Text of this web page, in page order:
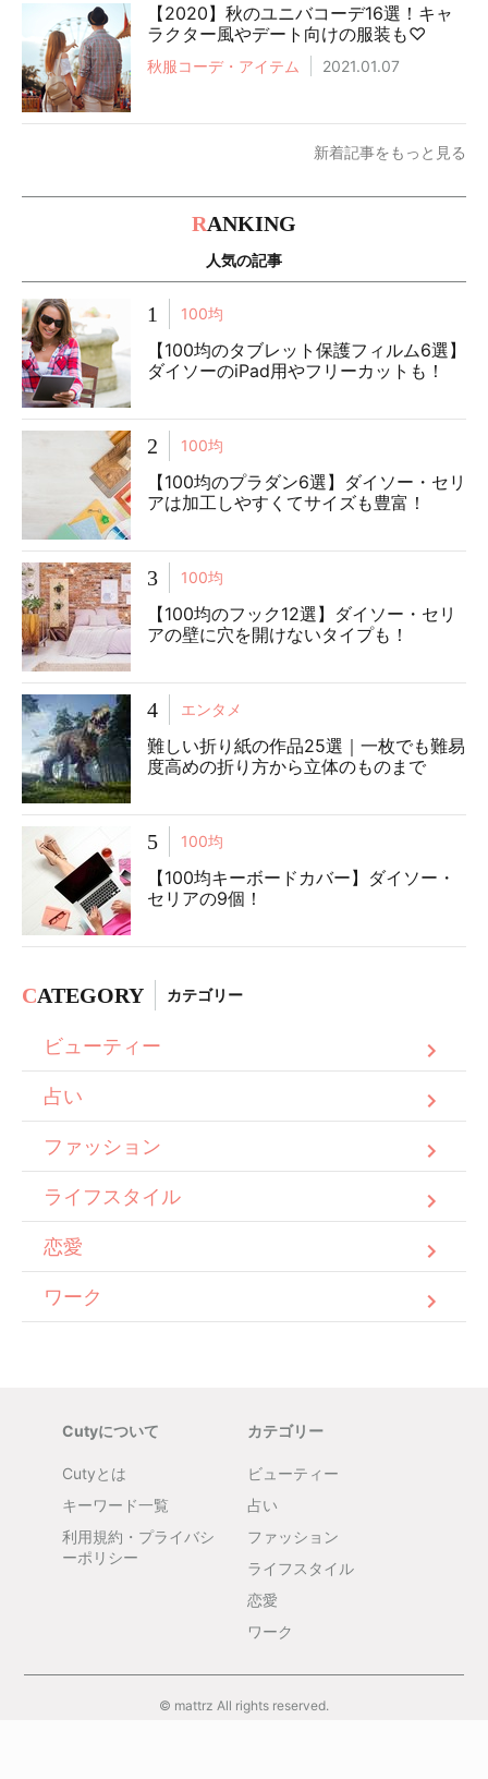
【2020】秋のユニバコーデ16選！キャ
ラクター風やデート向けの服装も♡
秋服コーデ・アイテム 2021.01.07
新着記事をもっと見る
RANKING
人気の記事
1 100均
【100均のタブレット保護フィルム6選】
ダイソーのiPad用やフリーカットも！
2 100均
【100均のプラダン6選】ダイソー・セリ
アは加工しやすくてサイズも豊富！
3 100均
【100均のフック12選】ダイソー・セリ
アの壁に穴を開けないタイプも！
4 エンタメ
難しい折り紙の作品25選｜一枚でも難易
度高めの折り方から立体のものまで
5 100均
【100均キーボードカバー】ダイソー・
セリアの9個！
CATEGORY カテゴリー
ビューティー
占い
ファッション
ライフスタイル
恋愛
ワーク
Cutyについて
Cutyとは
キーワード一覧
利用規約・プライバシ
ーポリシー
カテゴリー
ビューティー
占い
ファッション
ライフスタイル
恋愛
ワーク
© mattrz All rights reserved.